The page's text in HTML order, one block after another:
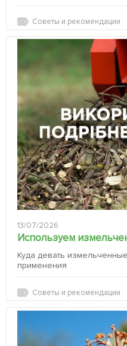
Советы и рекомендации
13/07/2026
Используем
Куда девать
применения
Советы и рекомендации